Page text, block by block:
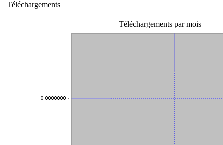
Téléchargements
Téléchargements par mois